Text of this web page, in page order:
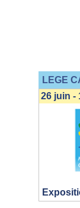
LEGE
26 juin -